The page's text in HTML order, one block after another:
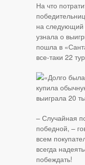
На что
на следующий
узнала о
пошла в
все-таки 22
– Случайная
победной, –
всем
всегда
побеждать!